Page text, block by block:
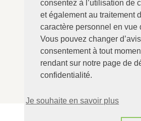
consentez à l’utilisation de
et également au traitement
caractère personnel en vue
Vous pouvez changer
consentement à tout
rendant sur notre page de
confidentialité.
Je souhaite en savoir plus